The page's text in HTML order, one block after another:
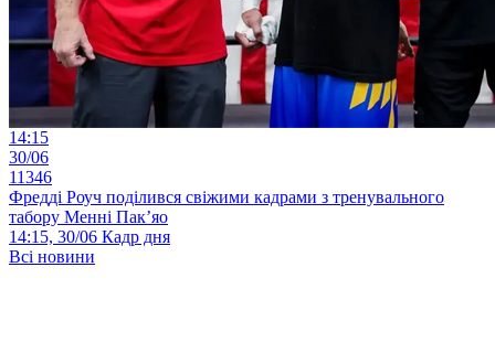
14:15
30/06
11346
Фредді Роуч поділився свіжими кадрами з тренувального
табору Менні Пак’яо
14:15, 30/06 Кадр дня
Всі новини